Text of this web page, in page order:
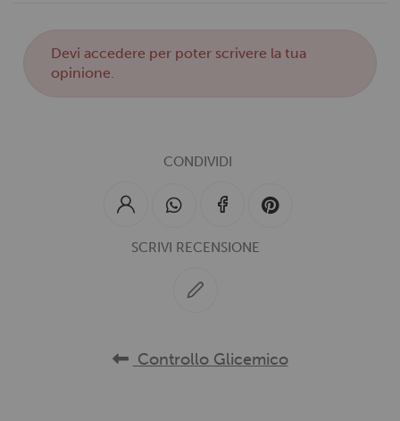
Deviaccedere per poter scrivere la tua
opinione.
CONDIVIDI
SCRIVI RECENSIONE
Controllo Glicemico